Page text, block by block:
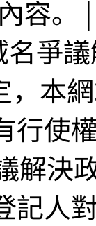
容。
名爭
本
行使
解決
記人